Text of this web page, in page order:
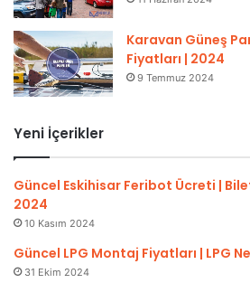
Karavan Güneş
Fiyatları | 2024
9 Temmuz 2024
Yeni İçerikler
Güncel Eskihisar Feribot Ücreti |
2024
10 Kasım 2024
Güncel LPG Montaj Fiyatları | LPG
31 Ekim 2024